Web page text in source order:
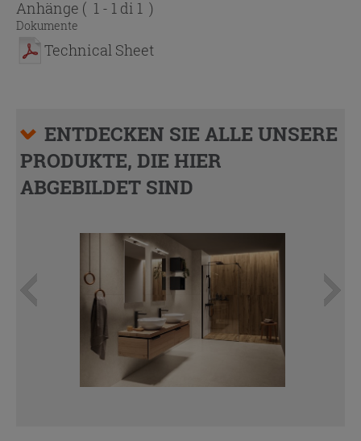
Anhänge ( 1 - 1 di 1 )
Dokumente
Technical Sheet
ENTDECKEN SIE ALLE UNSERE
PRODUKTE, DIE HIER
ABGEBILDET SIND